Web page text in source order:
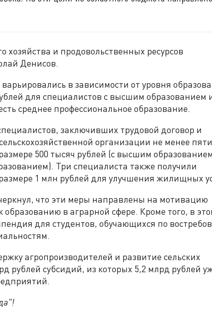
хозяйства и продовольственных ресурсов
Денисов.
в зависимости от уровня
для специалистов с высшим образованием
среднее профессиональное образование.
заключивших трудовой договор и
организации не менее
500 тысяч рублей (с высшим
Три специалиста также получили
1 млн рублей для улучшения жилищных
что эти меры направлены на мотивацию
образованию в аграрной сфере. Кроме того, в
для студентов, обучающихся по
агропроизводителей и развитие сельских
рублей субсидий, из которых 5,2 млрд рублей